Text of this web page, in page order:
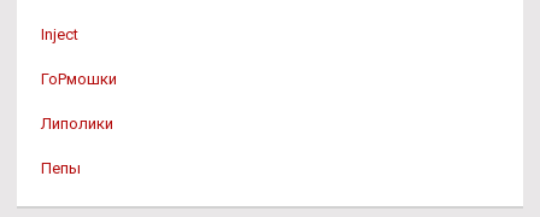
Inject
ГоРмошки
Липолики
Пепы